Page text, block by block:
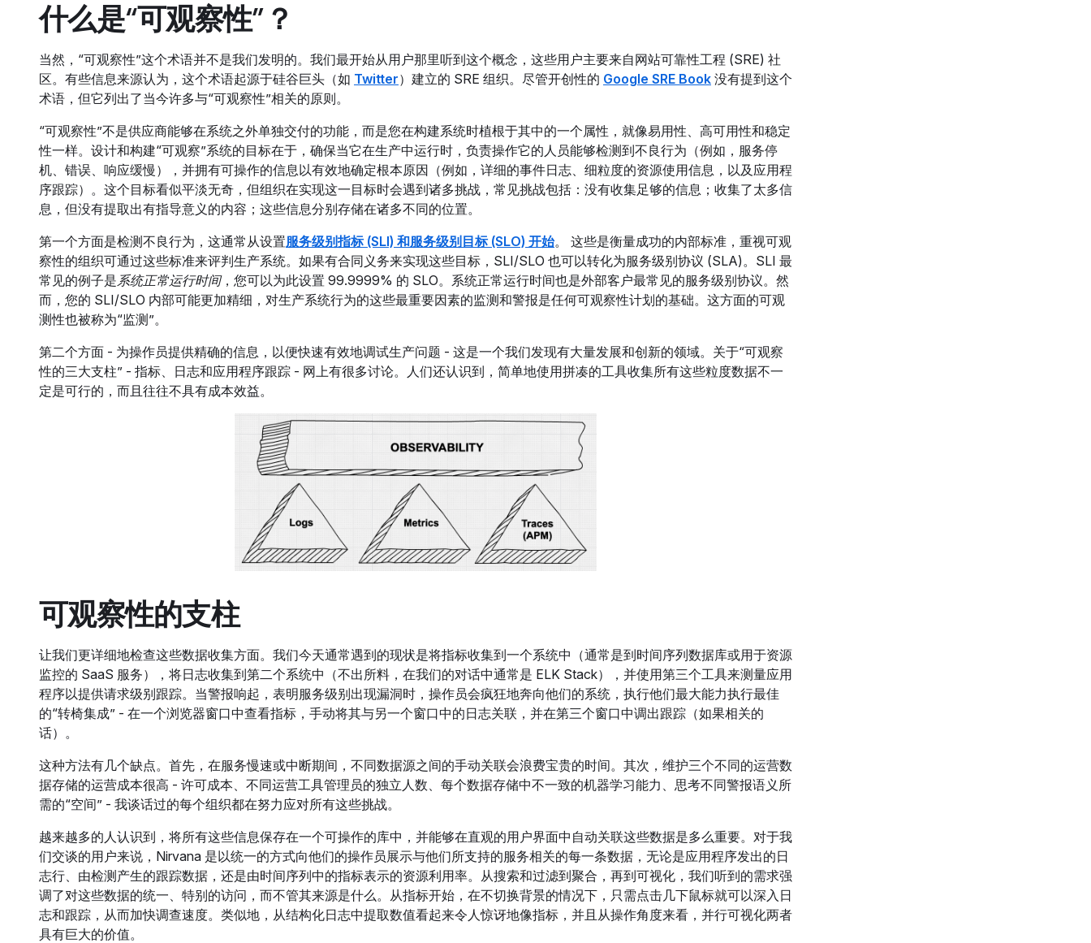
什么是“可观察性”？
当然，“可观察性”这个术语并不是我们发明的。我们最开始从用户那里听到这个概念，这些用户主要来自网站可靠性工程 (SRE) 社
区。有些信息来源认为，这个术语起源于硅谷巨头（如 Twitter）建立的 SRE 组织。尽管开创性的 Google SRE Book 没有提到这个
术语，但它列出了当今许多与“可观察性”相关的原则。
“可观察性”不是供应商能够在系统之外单独交付的功能，而是您在构建系统时植根于其中的一个属性，就像易用性、高可用性和稳定
性一样。设计和构建“可观察”系统的目标在于，确保当它在生产中运行时，负责操作它的人员能够检测到不良行为（例如，服务停
机、错误、响应缓慢），并拥有可操作的信息以有效地确定根本原因（例如，详细的事件日志、细粒度的资源使用信息，以及应用程
序跟踪）。这个目标看似平淡无奇，但组织在实现这一目标时会遇到诸多挑战，常见挑战包括：没有收集足够的信息；收集了太多信
息，但没有提取出有指导意义的内容；这些信息分别存储在诸多不同的位置。
第一个方面是检测不良行为，这通常从设置服务级别指标 (SLI) 和服务级别目标 (SLO) 开始。 这些是衡量成功的内部标准，重视可观
察性的组织可通过这些标准来评判生产系统。如果有合同义务来实现这些目标，SLI/SLO 也可以转化为服务级别协议 (SLA)。SLI 最
常见的例子是系统正常运行时间，您可以为此设置 99.9999% 的 SLO。系统正常运行时间也是外部客户最常见的服务级别协议。然
而，您的 SLI/SLO 内部可能更加精细，对生产系统行为的这些最重要因素的监测和警报是任何可观察性计划的基础。这方面的可观
测性也被称为“监测”。
第二个方面 - 为操作员提供精确的信息，以便快速有效地调试生产问题 - 这是一个我们发现有大量发展和创新的领域。关于“可观察
性的三大支柱” - 指标、日志和应用程序跟踪 - 网上有很多讨论。人们还认识到，简单地使用拼凑的工具收集所有这些粒度数据不一
定是可行的，而且往往不具有成本效益。
可观察性的支柱
让我们更详细地检查这些数据收集方面。我们今天通常遇到的现状是将指标收集到一个系统中（通常是到时间序列数据库或用于资源
监控的 SaaS 服务），将日志收集到第二个系统中（不出所料，在我们的对话中通常是 ELK Stack），并使用第三个工具来测量应用
程序以提供请求级别跟踪。当警报响起，表明服务级别出现漏洞时，操作员会疯狂地奔向他们的系统，执行他们最大能力执行最佳
的“转椅集成” - 在一个浏览器窗口中查看指标，手动将其与另一个窗口中的日志关联，并在第三个窗口中调出跟踪（如果相关的
话）。
这种方法有几个缺点。首先，在服务慢速或中断期间，不同数据源之间的手动关联会浪费宝贵的时间。其次，维护三个不同的运营数
据存储的运营成本很高 - 许可成本、不同运营工具管理员的独立人数、每个数据存储中不一致的机器学习能力、思考不同警报语义所
需的“空间” - 我谈话过的每个组织都在努力应对所有这些挑战。
越来越多的人认识到，将所有这些信息保存在一个可操作的库中，并能够在直观的用户界面中自动关联这些数据是多么重要。对于我
们交谈的用户来说，Nirvana 是以统一的方式向他们的操作员展示与他们所支持的服务相关的每一条数据，无论是应用程序发出的日
志行、由检测产生的跟踪数据，还是由时间序列中的指标表示的资源利用率。从搜索和过滤到聚合，再到可视化，我们听到的需求强
调了对这些数据的统一、特别的访问，而不管其来源是什么。从指标开始，在不切换背景的情况下，只需点击几下鼠标就可以深入日
志和跟踪，从而加快调查速度。类似地，从结构化日志中提取数值看起来令人惊讶地像指标，并且从操作角度来看，并行可视化两者
具有巨大的价值。